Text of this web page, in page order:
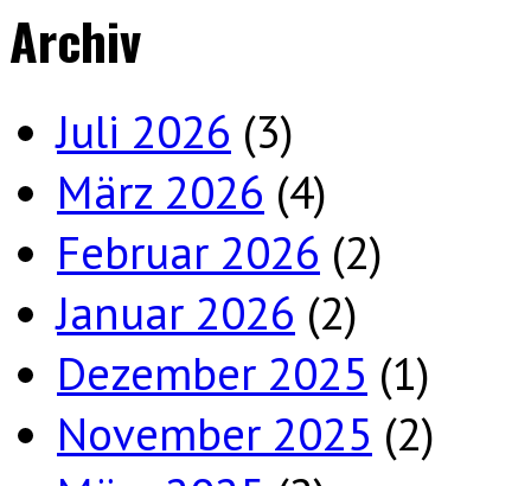
Archiv
Juli 2026 (3)
März 2026 (4)
Februar 2026 (2)
Januar 2026 (2)
Dezember 2025 (1)
November 2025 (2)